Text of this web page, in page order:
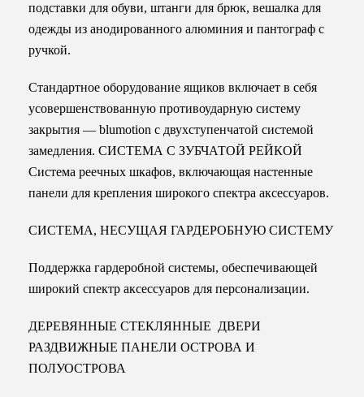
подставки для обуви, штанги для брюк, вешалка для
одежды из анодированного алюминия и пантограф с
ручкой.
Стандартное оборудование ящиков включает в себя
усовершенствованную противоударную систему
закрытия — blumotion с двухступенчатой системой
замедления. СИСТЕМА С ЗУБЧАТОЙ РЕЙКОЙ
Система реечных шкафов, включающая настенные
панели для крепления широкого спектра аксессуаров.
СИСТЕМА, НЕСУЩАЯ ГАРДЕРОБНУЮ СИСТЕМУ
Поддержка гардеробной системы, обеспечивающей
широкий спектр аксессуаров для персонализации.
ДЕРЕВЯННЫЕ СТЕКЛЯННЫЕ ДВЕРИ
РАЗДВИЖНЫЕ ПАНЕЛИ ОСТРОВА И
ПОЛУОСТРОВА